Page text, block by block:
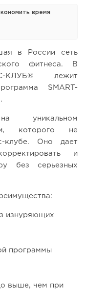
время
в России сеть
фитнеса. В
КЛУБ® лежит
SMART-
уникальном
которого не
клубе. Оно дает
и
без серьезных
изнуряющих
программы
выше, чем при